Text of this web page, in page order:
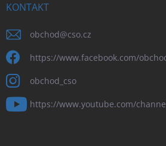
KONTAKT
obchod@cso.cz
https://www.facebook.com/
obchod_cso
https://www.youtube.com/